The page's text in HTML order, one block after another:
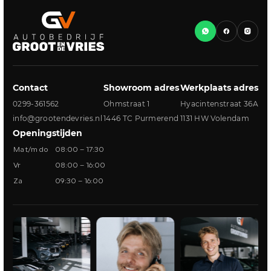
Contact
0299-361562
info@grootendevries.nl
Showroom adres
Ohmstraat 1
1446 TC Purmerend
Werkplaats adres
Hyacintenstraat 36A
1131 HW Volendam
Openingstijden
Ma t/m do 08:00 – 17:30
Vr 08:00 – 16:00
Za 09:30 – 16:00